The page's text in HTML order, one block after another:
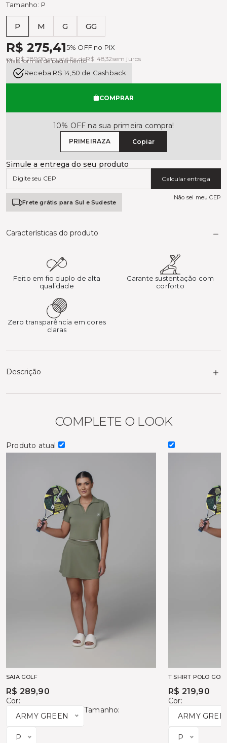
Tamanho: P
P M G GG
Tabela de medidas
ou R$ 289,90 em até 6x deR$ 48,32sem juros
R$ 275,415% OFF no PIX
Mais formas de pagamento
Receba R$ 14,50 de Cashback
COMPRAR
10% OFF na sua primeira compra!
PRIMEIRAZA Copiar
Simule a entrega do seu produto
Calcular entrega
Frete grátis para Sul e Sudeste
Não sei meu CEP
Características do produto
Feito em fio duplo de alta
qualidade
Garante sustentação com
corforto
Zero transparência em cores
claras
Descrição
COMPLETE O LOOK
Produto atual
SAIA GOLF
R$ 289,90
Cor:
ARMY GREEN
Tamanho:
P
T SHIRT POLO GOLF
R$ 219,90
Cor:
ARMY
P